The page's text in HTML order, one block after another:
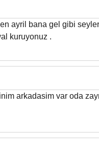
ayril bana gel gibi
kuruyonuz .
arkadasim var oda